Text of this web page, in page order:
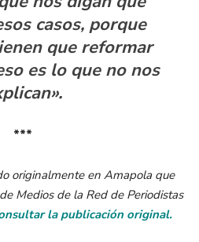
casos, porque
que reformar
es lo que no nos
***
originalmente en Amapola que
Medios de la Red de Periodistas
la publicación original.